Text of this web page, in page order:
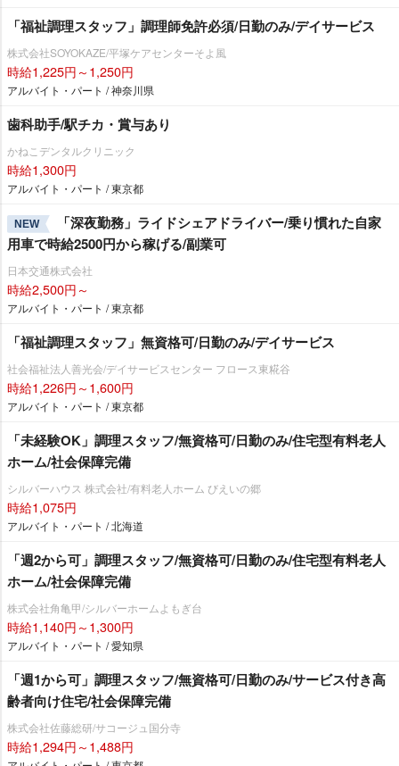
「福祉調理スタッフ」調理師免許必須/日勤のみ/デイサービス
株式会社SOYOKAZE/平塚ケアセンターそよ風
時給1,225円～1,250円
アルバイト・パート / 神奈川県
歯科助手/駅チカ・賞与あり
かねこデンタルクリニック
時給1,300円
アルバイト・パート / 東京都
NEW
「深夜勤務」ライドシェアドライバー/乗り慣れた自家
用車で時給2500円から稼げる/副業可
日本交通株式会社
時給2,500円～
アルバイト・パート / 東京都
「福祉調理スタッフ」無資格可/日勤のみ/デイサービス
社会福祉法人善光会/デイサービスセンター フロース東糀谷
時給1,226円～1,600円
アルバイト・パート / 東京都
「未経験OK」調理スタッフ/無資格可/日勤のみ/住宅型有料老人
ホーム/社会保障完備
シルバーハウス 株式会社/有料老人ホーム びえいの郷
時給1,075円
アルバイト・パート / 北海道
「週2から可」調理スタッフ/無資格可/日勤のみ/住宅型有料老人
ホーム/社会保障完備
株式会社角亀甲/シルバーホームよもぎ台
時給1,140円～1,300円
アルバイト・パート / 愛知県
「週1から可」調理スタッフ/無資格可/日勤のみ/サービス付き高
齢者向け住宅/社会保障完備
株式会社佐藤総研/サコージュ国分寺
時給1,294円～1,488円